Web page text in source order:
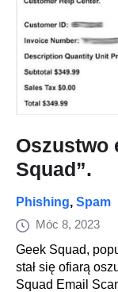
Oszustwo
Squad”.
Phishing, Spam
Móc 8, 2023
Geek Squad,
stał się ofiarą
Squad Email